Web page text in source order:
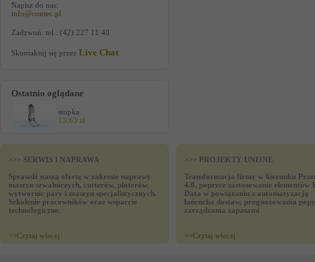
Napisz do nas:
info@contec.pl
Zadzwoń: tel.: (42) 227 11 40
Skontaktuj się przez Live Chat
Ostatnio oglądane
stopka
13,63 zł
>>> SERWIS I NAPRAWA
Sprawdź naszą ofertę w zakresie naprawy
maszyn szwalniczych, cutterów, ploterów,
wytwornic pary i maszyn specjalistycznych.
Szkolenie pracowników oraz wsparcie
technologiczne.
>>Czytaj wiecej
>>> PROJEKTY UNIJNE
Transformacja firmy w kierunku
4.0. poprzez zastosowanie elementów
Data w powiązaniu z automatyzacją
łańcucha dostaw, prognozowania
zarządzania zapasami
>>Czytaj wiecej